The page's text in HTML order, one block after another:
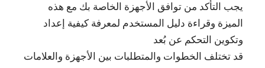
يجب التأكد من توافق الأجهزة الخاصة بك مع هذه
الميزة وقراءة دليل المستخدم لمعرفة كيفية إعداد
وتكوين التحكم عن بُعد
قد تختلف الخطوات والمتطلبات بين الأجهزة والعلامات